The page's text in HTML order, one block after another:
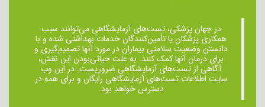
در جهان پزشکی، تست‌های آزمایشگاهی می‌توانند سبب
همکاری پزشکان یا تأمین‌کنندگان خدمات بهداشتی شده و با
دانستن وضعیت سلامتی بیماران در مورد آنها تصمیم‌گیری و
برای درمان ‌آنها کمک کنند. به علت حیاتی‌بودن این نقش،
آگاهی از تست‌های آزمایشگاهی ضروریست. در این وب
سایت اطلاعات تست‌های آزمایشگاهی رایگان و برای همه در
دسترس خواهد بود.